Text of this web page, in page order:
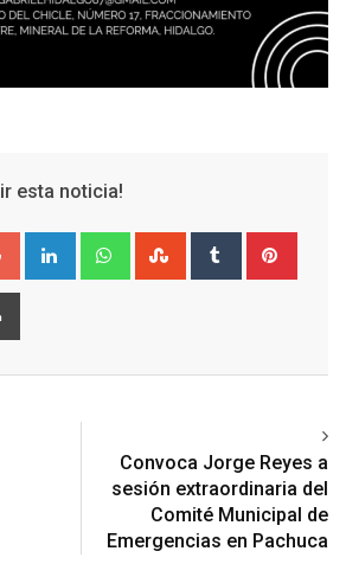
esta noticia!
Google+ LinkedIn WhatsappStumbleUpon
Tumblr
Convoca Jorge Reyes a
sesión extraordinaria del
Comité Municipal de
Emergencias en Pachuca